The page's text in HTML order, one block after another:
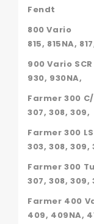
Fendt
800 Vario
815, 815NA,
900 Vario SCR
930, 930NA,
Farmer 300
307, 308, 309,
Farmer 300
303, 308, 309,
Farmer 300
307, 308, 309,
Farmer 400
409, 409NA,